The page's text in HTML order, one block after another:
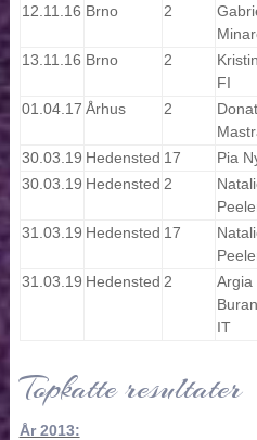
12.11.16 Brno 2
13.11.16 Brno 2
FI
01.04.17 Århus 2
30.03.19 Hedensted 17 Pia
30.03.19 Hedensted 2
31.03.19 Hedensted 17
31.03.19 Hedensted 2
Argia
IT
Topkatte resultater
År 2013: